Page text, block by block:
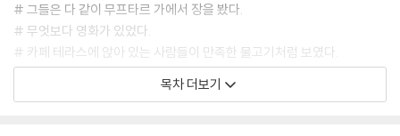
# 그들은 다 같이 무프타르 가에서 장을 봤다.
# 무엇보다 영화가 있었다.
# 카페 테라스에 앉아 있는 사람들이 만족한 물고기처럼 보였다.
# 어떤 때는 자신들이 인생을 채 시작하지도 않은 것 같은 느낌이었다.
# 드루오와 갈리에라에서 열리는 경매에 자주 들렀다.
목차 더보기